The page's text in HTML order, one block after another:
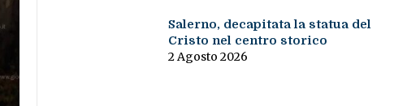
Salerno, decapitata la statua del
Cristo nel centro storico
2 Agosto 2026